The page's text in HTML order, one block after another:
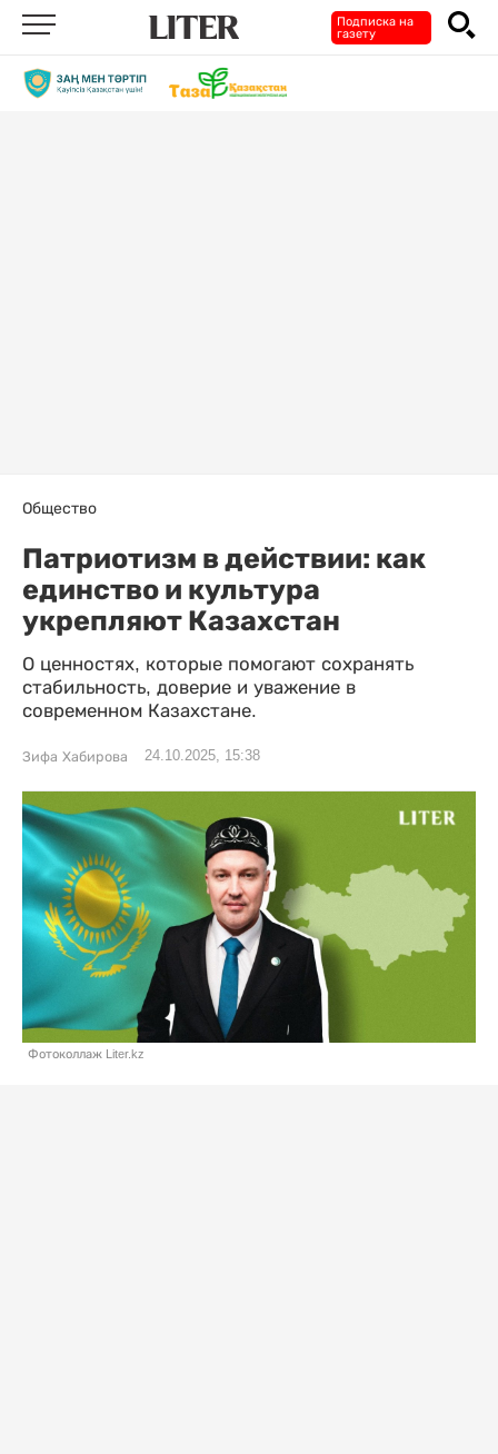
Подписка на
газету
Общество
Патриотизм в действии: как
единство и культура
укрепляют Казахстан
О ценностях, которые помогают сохранять
стабильность, доверие и уважение в
современном Казахстане.
Зифа Хабирова 24.10.2025, 15:38
Фотоколлаж Liter.kz